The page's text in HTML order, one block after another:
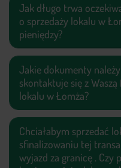
Jak długo trwa oczekiwanie na podpisanie umowy
o sprzedaży lokalu w Łomża oraz wypłatę
pieniędzy?
Jakie dokumenty należy przygotować nim
skontaktuje się z Waszą firmą w sprawie sprzedaży
lokalu w Łomża?
Chciałabym sprzedać lokal w Łomża, ale po
sfinalizowaniu tej transakcji mam zaplanowany
wyjazd za granicę . Czy powinnam się liczyć